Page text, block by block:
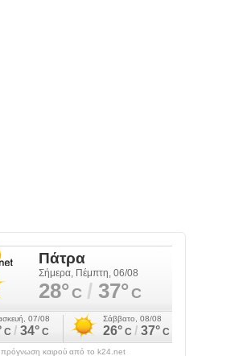
πρόγνωση καιρού από το k24.net